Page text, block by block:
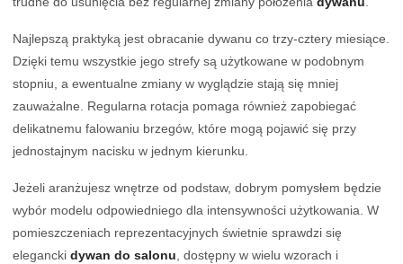
Najlepszą praktyką jest obracanie dywanu co trzy-cztery miesiące.
Dzięki temu wszystkie jego strefy są użytkowane w podobnym
stopniu, a ewentualne zmiany w wyglądzie stają się mniej
zauważalne. Regularna rotacja pomaga również zapobiegać
delikatnemu falowaniu brzegów, które mogą pojawić się przy
jednostajnym nacisku w jednym kierunku.
Jeżeli aranżujesz wnętrze od podstaw, dobrym pomysłem będzie
wybór modelu odpowiedniego dla intensywności użytkowania. W
pomieszczeniach reprezentacyjnych świetnie sprawdzi się
elegancki dywan do salonu , dostępny w wielu wzorach i